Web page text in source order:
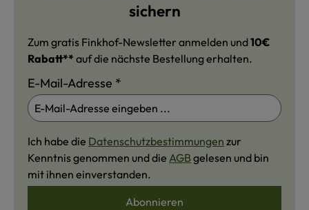
sichern
Zum gratis Finkhof-Newsletter anmelden und10€
Rabatt** auf die nächste Bestellung erhalten.
E-Mail-Adresse *
Ich habe die Datenschutzbestimmungen zur
Kenntnis genommen und die AGB gelesen und bin
mit ihnen einverstanden.
Abonnieren